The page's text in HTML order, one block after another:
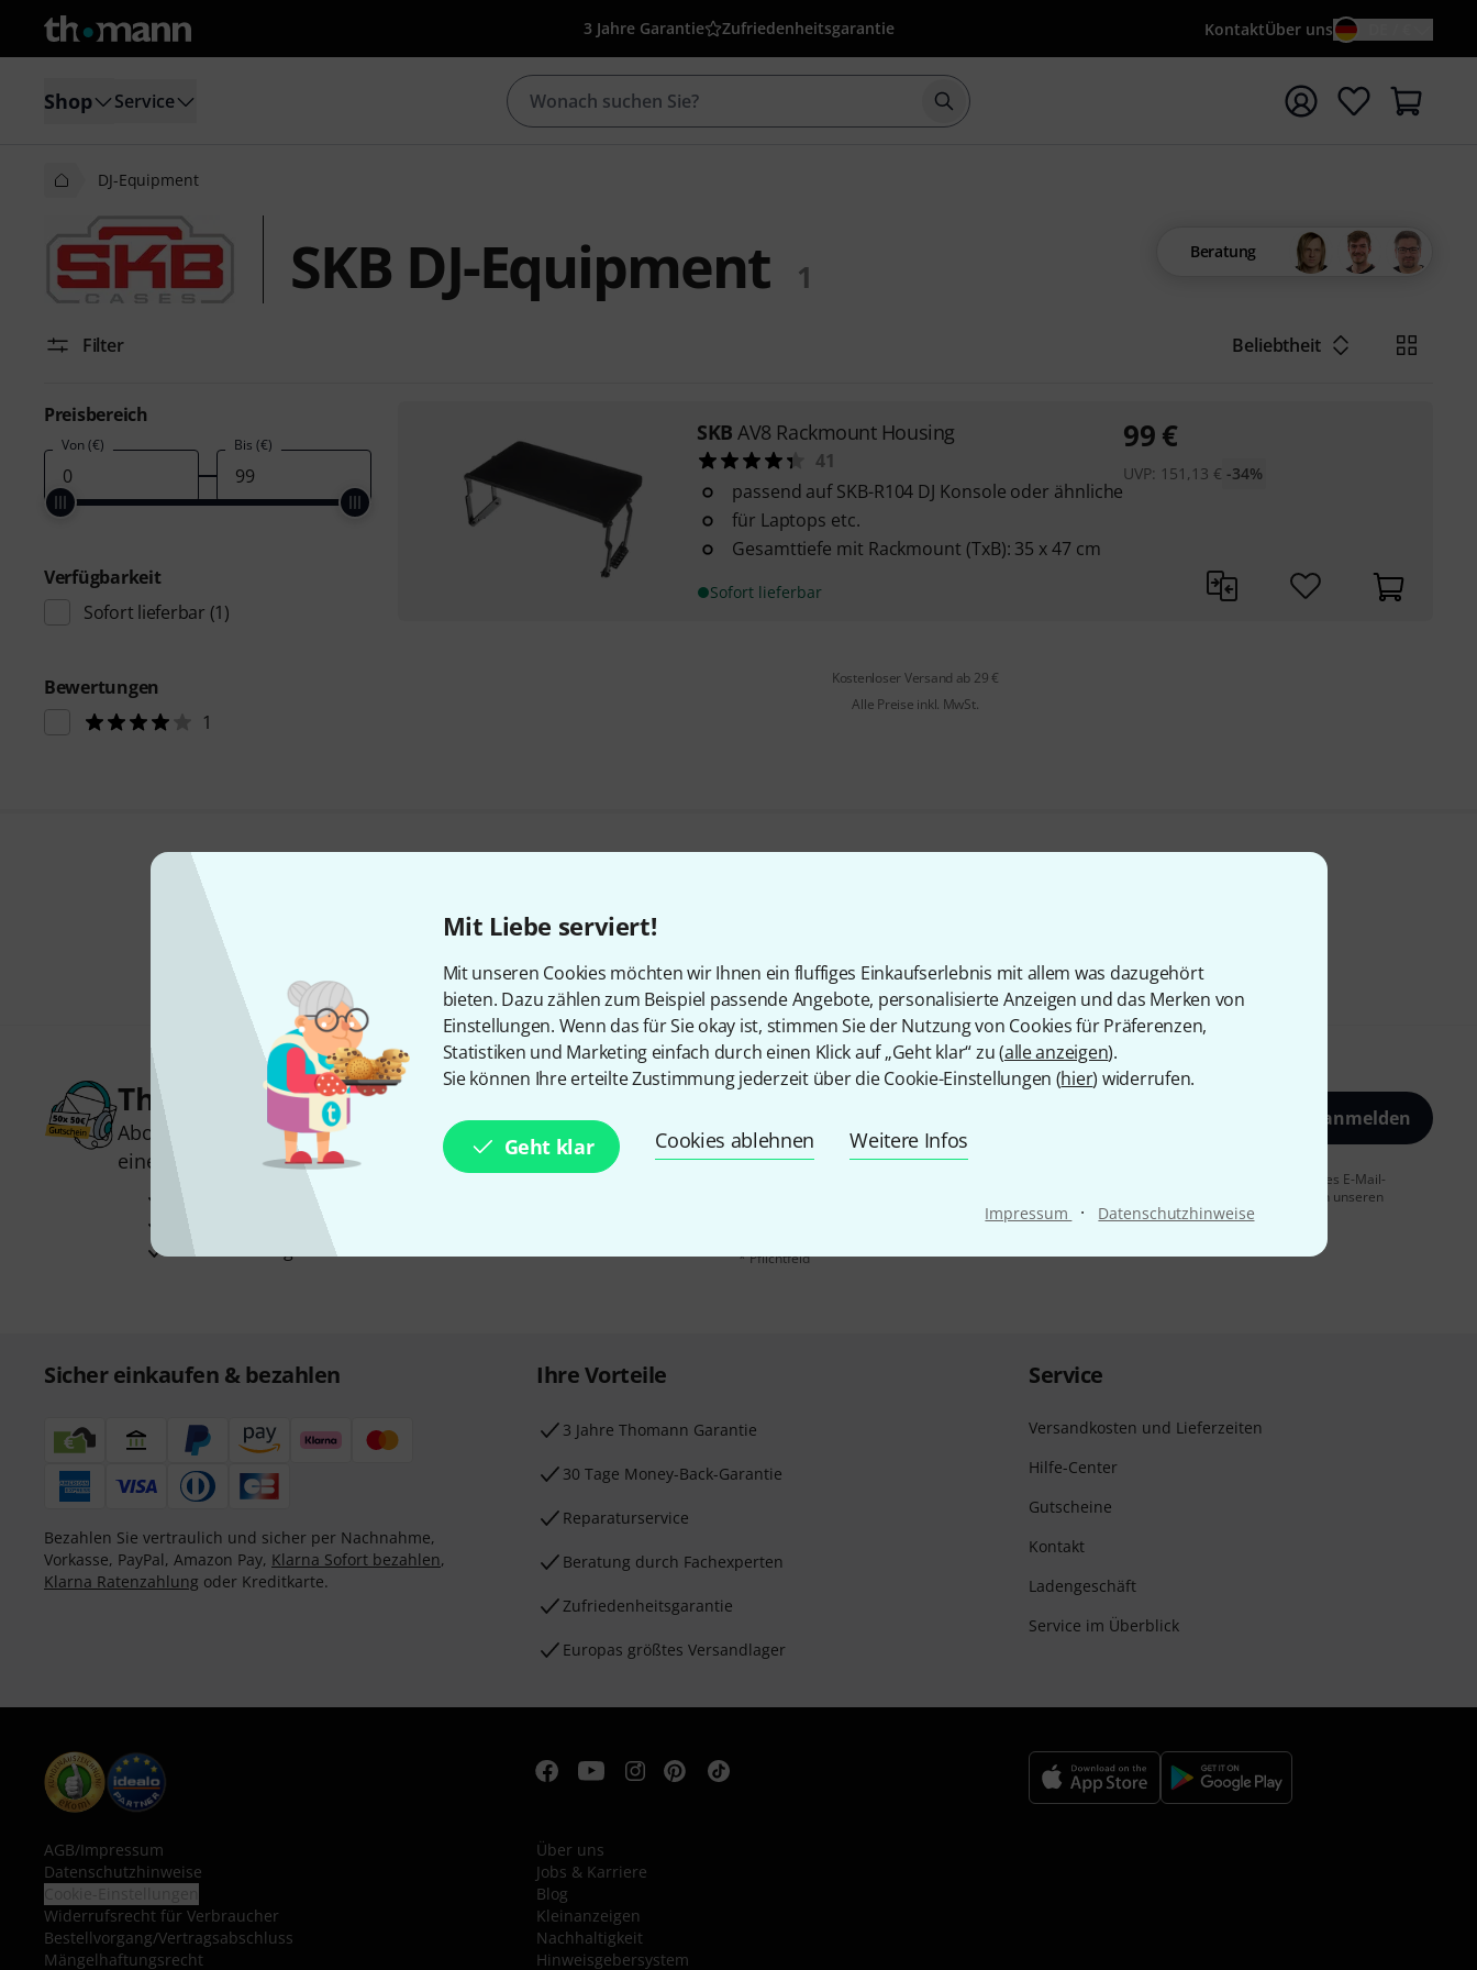
Mit Liebe serviert!
Mit unseren Cookies möchten wir Ihnen ein fluffiges Einkaufserlebnis mit allem was dazugehört
bieten. Dazu zählen zum Beispiel passende Angebote, personalisierte Anzeigen und das Merken von
Einstellungen. Wenn das für Sie okay ist, stimmen Sie der Nutzung von Cookies für Präferenzen,
Statistiken und Marketing einfach durch einen Klick auf „Geht klar“ zu (alle anzeigen).
Sie können Ihre erteilte Zustimmung jederzeit über die Cookie-Einstellungen (hier) widerrufen.
Geht klar Cookies ablehnen Weitere Infos
Impressum · Datenschutzhinweise
3 Jahre Garantie Zufriedenheitsgarantie KontaktÜber uns
Shop Service Suche mit Suchwort {searchTerm} starten
DJ-Equipment
SKB DJ-Equipment 1
Beratung
Filter Beliebtheit
Preisbereich
Von (€) Bis (€)
Verfügbarkeit
Sofort lieferbar (1)
Bewertungen
1
SKB AV8 Rackmount Housing
41
passend auf SKB-R104 DJ Konsole oder ähnliche
für Laptops etc.
Gesamttiefe mit Rackmount (TxB): 35 x 47 cm
Sofort lieferbar
99 €
UVP: 151,13 € -34%
Kostenloser Versand ab 29 €
Alle Preise inkl. MwSt.
Teilen
Thomann Newsletter
Abonniere den Thomann Newsletter und gewinne mit etwas Glück
einen von
50 Gutscheinen über jeweils 50€!
Inspirierende Beiträge
Jetzt anmelden
Mit Klick auf „Jetzt anmelden“ stimmen Sie dem Erhalt von E-Mail-Werbung und einer Messung des E-Mail-
Nutzungsverhaltens zu. Die Abmeldung ist jederzeit möglich. Weitere Informationen finden Sie in unseren
* Pflichtfeld
Sicher einkaufen & bezahlen
Bezahlen Sie vertraulich und sicher per Nachnahme,
Vorkasse, PayPal, Amazon Pay, Klarna Sofort bezahlen,
Klarna Ratenzahlung oder Kreditkarte.
Ihre Vorteile
3 Jahre Thomann Garantie
30 Tage Money-Back-Garantie
Reparaturservice
Beratung durch Fachexperten
Zufriedenheitsgarantie
Europas größtes Versandlager
Service
Versandkosten und Lieferzeiten
Hilfe-Center
Gutscheine
Kontakt
Ladengeschäft
Service im Überblick
AGB/Impressum
Datenschutzhinweise
Widerrufsrecht für Verbraucher
Bestellvorgang/Vertragsabschluss
Mängelhaftungsrecht
Über uns
Jobs & Karriere
Blog
Kleinanzeigen
Nachhaltigkeit
Hinweisgebersystem